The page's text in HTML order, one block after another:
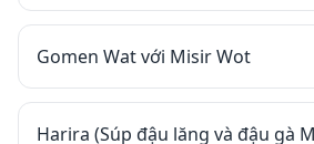
Gomen Wat với Misir Wot
Harira (Súp đậu lăng và đậu gà